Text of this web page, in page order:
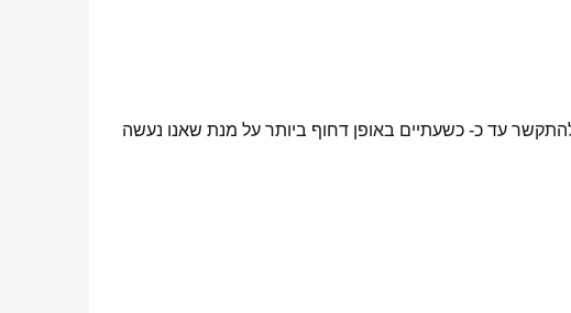
עד כ- כשעתיים באופן דחוף ביותר על מנת שאנו נעשה